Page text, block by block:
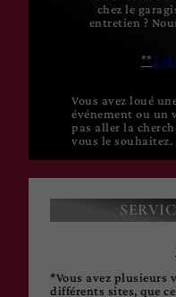
chez le
entretien ?
**
Vous avez loué
événement ou un
pas aller la
vous le souhaitez.
*Vous avez plusieurs
différents sites, que